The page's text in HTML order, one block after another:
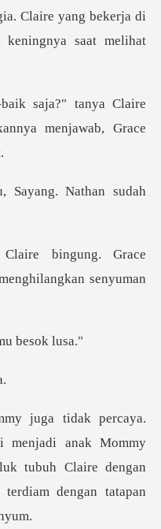
Claire
me
Sayang.
ung. Grace
menjadi anak Mommy
tubuh Claire dengan